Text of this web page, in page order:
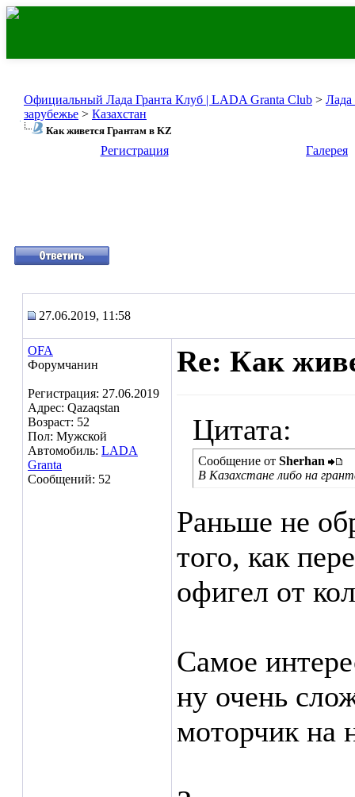
Официальный Лада Гранта Клуб | LADA Granta Club > Лада
зарубежье > Казахстан
Как живется Грантам в KZ
Регистрация Галерея
27.06.2019, 11:58
OFA
Форумчанин
Регистрация: 27.06.2019
Адрес: Qazaqstan
Возраст: 52
Пол: Мужской
Автомобиль: LADA
Granta
Сообщений: 52
Re: Как
Цитата:
Сообщение от Sherhan
В Казахстане либо на
Раньше не
того, как
офигел от
Самое
ну очень
моторчик на